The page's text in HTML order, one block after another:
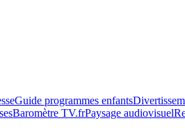
Guide programmes enfants
Baromètre TV.frPaysage audiovisuel